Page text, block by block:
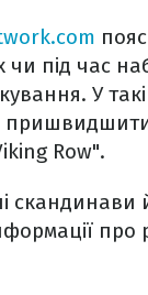
чи під час
У
Row".
скандинави
про